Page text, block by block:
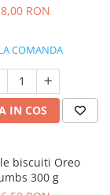
RON
COMANDA
IN COS
biscuiti Oreo
300 g